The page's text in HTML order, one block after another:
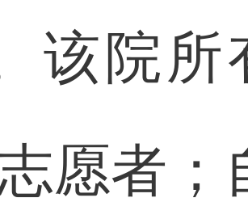
该院所
志愿者